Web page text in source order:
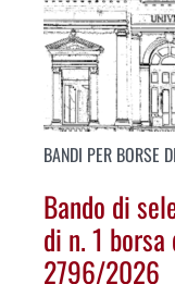
BANDI PER BORSE
Bando di
di n. 1
2796/2026